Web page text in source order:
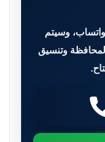
واتساب، وسيتم
وتنسيق